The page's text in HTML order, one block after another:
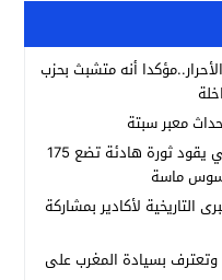
أنه متشبث بحزب
معبر سبتة
رجل الأوراش الكبرى.. كريم أشنكلي يقود ثورة هادئة تضع 175
ماسة
التاريخية لأكادير بمشاركة
وتعترف بسيادة المغرب على